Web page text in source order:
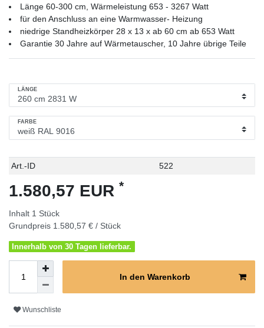
Länge 60-300 cm, Wärmeleistung 653 - 3267 Watt
für den Anschluss an eine Warmwasser- Heizung
niedrige Standheizkörper 28 x 13 x ab 60 cm ab 653 Watt
Garantie 30 Jahre auf Wärmetauscher, 10 Jahre übrige Teile
LÄNGE
FARBE
Technisches
Wert
Art.-ID 522
1.580,57 EUR *
Inhalt 1 Stück
Grundpreis 1.580,57 € / Stück
Innerhalb von 30 Tagen lieferbar.
In den Warenkorb
Wunschliste